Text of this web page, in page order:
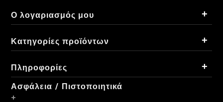
Ο λογαριασμός μου +
Κατηγορίες προϊόντων +
Πληροφορίες +
Ασφάλεια / Πιστοποιητικά
+